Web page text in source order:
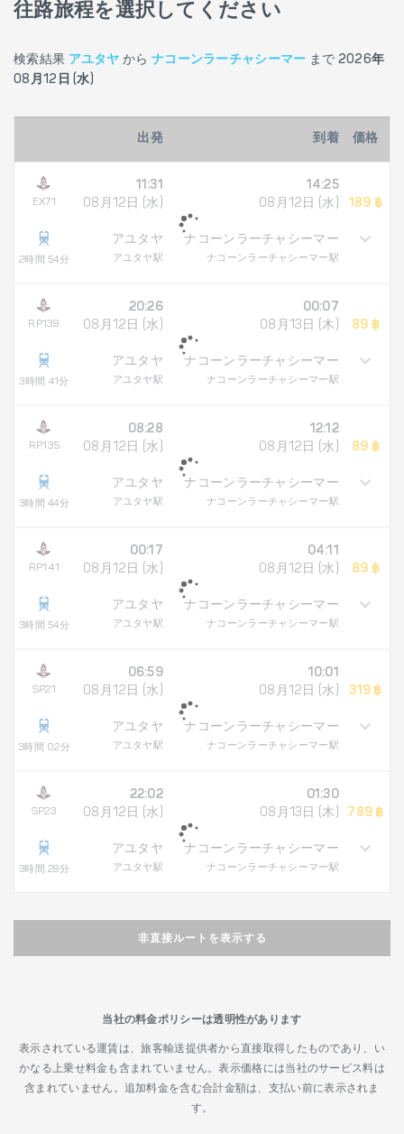
往路旅程を選択してください
検索結果 アユタヤ から ナコーンラーチャシーマー まで 2026年
08月12日 (水)
出発 到着 価格
EX71
2時間 54分
11:31
08月12日 (水)
アユタヤ
アユタヤ駅
14:25
08月12日 (水)
ナコーンラーチャシーマー
ナコーンラーチャシーマー駅
189 ฿
RP139
3時間 41分
20:26
08月12日 (水)
アユタヤ
アユタヤ駅
00:07
08月13日 (木)
ナコーンラーチャシーマー
ナコーンラーチャシーマー駅
89 ฿
RP135
3時間 44分
08:28
08月12日 (水)
アユタヤ
アユタヤ駅
12:12
08月12日 (水)
ナコーンラーチャシーマー
ナコーンラーチャシーマー駅
89 ฿
RP141
3時間 54分
00:17
08月12日 (水)
アユタヤ
アユタヤ駅
04:11
08月12日 (水)
ナコーンラーチャシーマー
ナコーンラーチャシーマー駅
89 ฿
SP21
3時間 02分
06:59
08月12日 (水)
アユタヤ
アユタヤ駅
10:01
08月12日 (水)
ナコーンラーチャシーマー
ナコーンラーチャシーマー駅
319 ฿
SP23
3時間 28分
22:02
08月12日 (水)
アユタヤ
アユタヤ駅
01:30
08月13日 (木)
ナコーンラーチャシーマー
ナコーンラーチャシーマー駅
789 ฿
非直接ルートを表示する
当社の料金ポリシーは透明性があります
表示されている運賃は、旅客輸送提供者から直接取得したものであり、い
かなる上乗せ料金も含まれていません。表示価格には当社のサービス料は
含まれていません。追加料金を含む合計金額は、支払い前に表示されま
す。